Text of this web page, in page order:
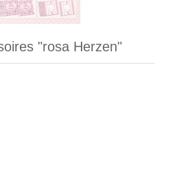
"rosa Herzen"